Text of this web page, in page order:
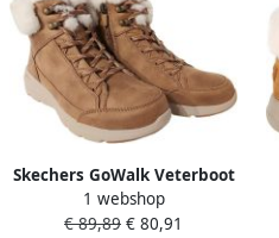
Skechers GoWalk Veterboot
Glacial Ultra Cozyly 144178
CSNT Chestnut
1 webshop
€ 89,89 € 80,91